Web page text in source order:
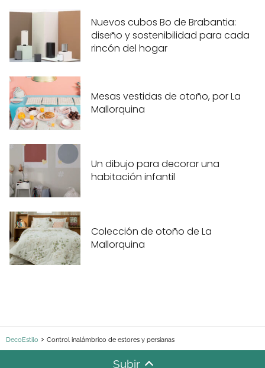
Nuevos cubos Bo de Brabantia:
diseño y sostenibilidad para cada
rincón del hogar
Mesas vestidas de otoño, por La
Mallorquina
Un dibujo para decorar una
habitación infantil
Colección de otoño de La
Mallorquina
DecoEstilo Control inalámbrico de estores y persianas
Subir